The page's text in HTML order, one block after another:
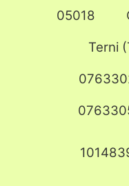
05018
Terni